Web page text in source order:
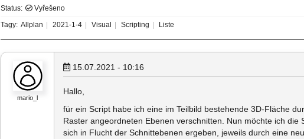
Status:
Vyřešeno
Tagy: Allplan 2021-1-4 Visual Scripting Liste
mario_l
15.07.2021 - 10:16
Hallo,
für ein Script habe ich eine im Teilbild bestehende 3D-Fläche
Raster angeordneten Ebenen verschnitten. Nun möchte ich
sich in Flucht der Schnittebenen ergeben, jeweils durch eine